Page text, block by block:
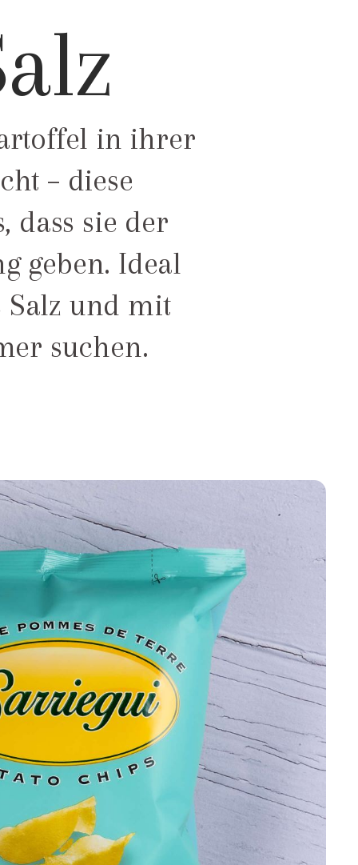
in ihrer
– diese
dass sie der
geben. Ideal
Salz und mit
suchen.